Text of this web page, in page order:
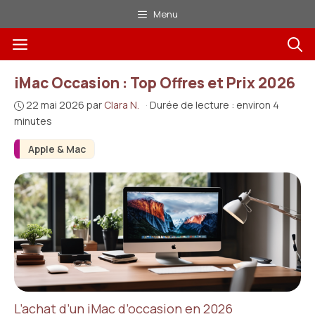
au
contenu
Menu
Menu
Apple & Mac
iMac Occasion : Top Offres et Prix 2026
22 mai 2026 par Clara N. · Durée de lecture : environ 4
minutes
L’achat d’un iMac d’occasion en 2026